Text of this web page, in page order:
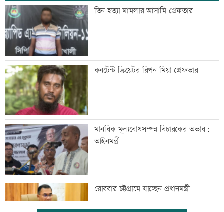
তিন হত্যা মামলার আসামি গ্রেফতার
কনটেন্ট ক্রিয়েটর রিপন মিয়া গ্রেফতার
মানবিক মূল্যবোধসম্পন্ন বিচারকের অভাব:
আইনমন্ত্রী
রোববার চট্টগ্রামে যাচ্ছেন প্রধানমন্ত্রী